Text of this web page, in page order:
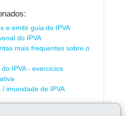
e emitir guia do IPVA
do IPVA
mais frequentes sobre o
IPVA - exercícios
imunidade de IPVA